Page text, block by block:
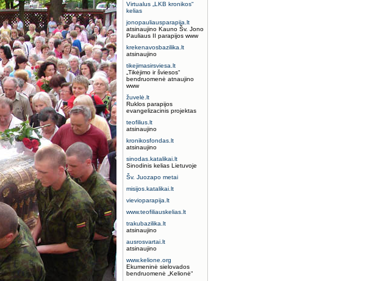
Virtualus „LKB kronikos“
kelias
jonopauliausparapija.lt
atsinaujino Kauno Šv. Jono
Pauliaus II parapijos www
krekenavosbazilika.lt
atsinaujino
tikejimasirsviesa.lt
„Tikėjimo ir šviesos“
bendruomenė atnaujino
www
žuvelė.lt
Ruklos parapijos
evangelizacinis projektas
teofilius.lt
atsinaujino
kronikosfondas.lt
atsinaujino
sinodas.katalikai.lt
Sinodinis kelias Lietuvoje
Šv. Juozapo metai
misijos.katalikai.lt
vievioparapija.lt
www.teofiliauskelias.lt
trakubazilika.lt
atsinaujino
ausrosvartai.lt
atsinaujino
www.kelione.org
Ekumeninė sielovados
bendruomenė „Kelionė“